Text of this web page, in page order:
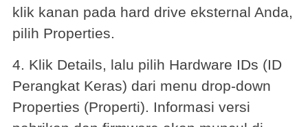
klik kanan pada hard drive eksternal Anda,
pilih Properties.
4. Klik Details, lalu pilih Hardware IDs (ID
Perangkat Keras) dari menu drop-down
Properties (Properti). Informasi versi